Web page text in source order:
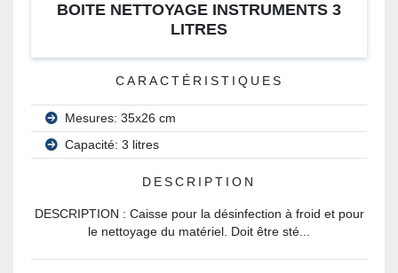
BOITE NETTOYAGE INSTRUMENTS 3
LITRES
CARACTÉRISTIQUES
Mesures: 35x26 cm
Capacité: 3 litres
DESCRIPTION
DESCRIPTION : Caisse pour la désinfection à froid et pour
le nettoyage du matériel. Doit être sté...